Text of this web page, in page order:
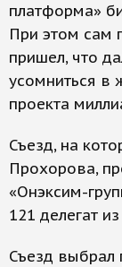
платформа»
При этом сам
пришел, что
усомниться в
проекта
Съезд, на
Прохорова,
«Онэксим-
121 делегат
Съезд выбрал